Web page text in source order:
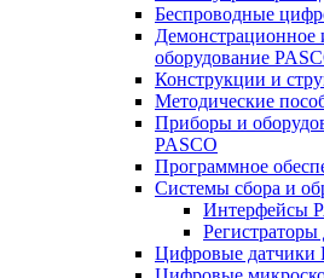
Беспроводные
Демонстрационное
оборудование
Конструкции и
Методические
Приборы и
PASCO
Программное
Системы сбора и
Интерфейсы
Цифровые датчики